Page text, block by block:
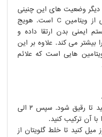
وضعیت های این چنینی
بسیار مفید است. هویج منبع غنی از ویتامین C است. هویج
ایمنی بدن ارتقا داده و
می کند. علاوه بر این
هایی است که علائم
مقداری آب به آن اضافه کنید تا رقیق شود. سپس ۲ الی
کنید تا خلط گلویتان از